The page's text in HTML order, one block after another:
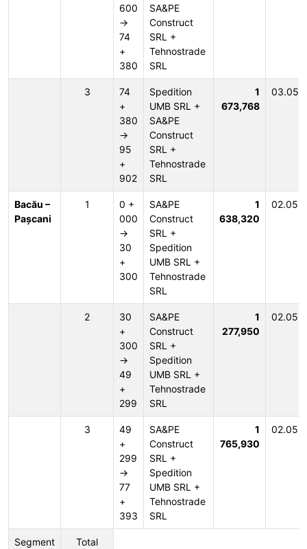
600
→
74
+
380
SA&PE
Construct
SRL +
Tehnostrade
SRL
3
74
+
380
→
95
+
902
Spedition
UMB SRL +
SA&PE
Construct
SRL +
Tehnostrade
SRL
1
673,768
Bacău –
Pașcani
1
0 +
000
→
30
+
300
SA&PE
Construct
SRL +
Spedition
UMB SRL +
Tehnostrade
SRL
1
638,320
2
30
+
300
→
49
+
299
SA&PE
Construct
SRL +
Spedition
UMB SRL +
Tehnostrade
SRL
1
277,950
3
49
+
299
→
77
+
393
SA&PE
Construct
SRL +
Spedition
UMB SRL +
Tehnostrade
SRL
1
765,930
Segment
Total